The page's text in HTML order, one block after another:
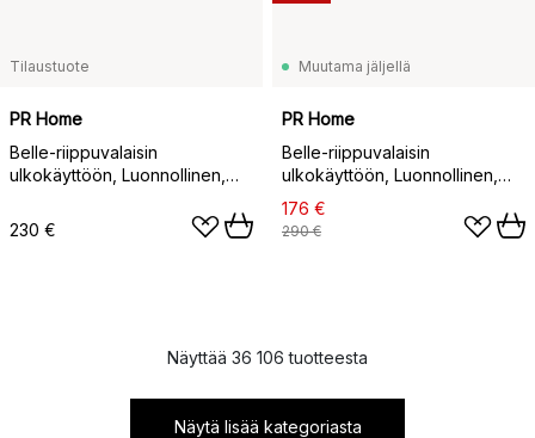
Tilaustuote
PR Home
Belle-riippuvalaisin
ulkokäyttöön, Luonnollinen,
230 €
Muutama jäljellä
PR Home
Belle-riippuvalaisin
ulkokäyttöön, Luonnollinen,
Ø53×32 cm
176 €
290 €
Näyttää 36 106 tuotteesta
Näytä lisää kategoriasta